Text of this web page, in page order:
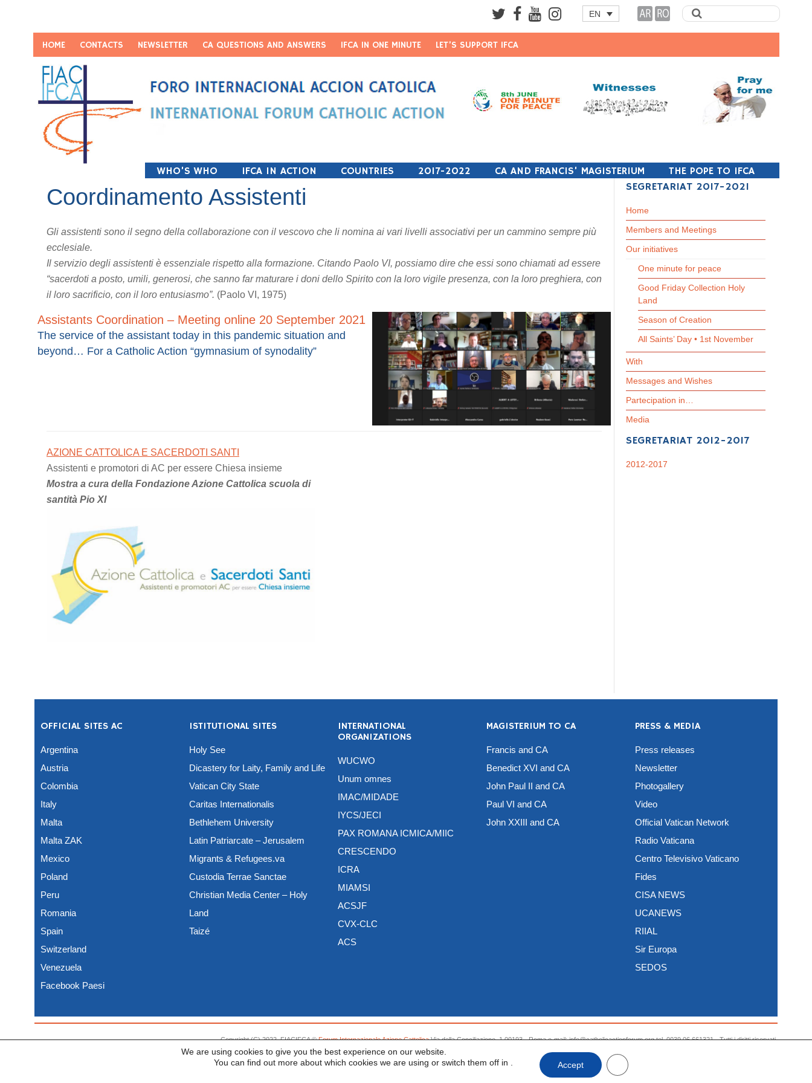
EN
HOME CONTACTS NEWSLETTER CA QUESTIONS AND ANSWERS IFCA IN ONE MINUTE LET’S SUPPORT IFCA
WHO’S WHO IFCA IN ACTION COUNTRIES 2017-2022 CA AND FRANCIS’ MAGISTERIUM THE POPE TO IFCA
Coordinamento Assistenti
Gli assistenti sono il segno della collaborazione con il vescovo che li nomina ai vari livelli associativi per un cammino sempre più
ecclesiale.
Il servizio degli assistenti è essenziale rispetto alla formazione. Citando Paolo VI, possiamo dire che essi sono chiamati ad essere
“sacerdoti a posto, umili, generosi, che sanno far maturare i doni dello Spirito con la loro vigile presenza, con la loro preghiera, con
il loro sacrificio, con il loro entusiasmo”. (Paolo VI, 1975)
Assistants Coordination – Meeting online 20 September 2021
The service of the assistant today in this pandemic situation and
beyond… For a Catholic Action “gymnasium of synodality”
AZIONE CATTOLICA E SACERDOTI SANTI
Assistenti e promotori di AC per essere Chiesa insieme
Mostra a cura della Fondazione Azione Cattolica scuola di
santità Pio XI
SEGRETARIAT 2017-2021
Home
Members and Meetings
Our initiatives
One minute for peace
Good Friday Collection Holy
Land
Season of Creation
All Saints’ Day • 1st November
With
Messages and Wishes
Partecipation in…
Media
SEGRETARIAT 2012-2017
2012-2017
OFFICIAL SITES AC
Argentina
Austria
Colombia
Italy
Malta
Malta ZAK
Mexico
Poland
Peru
Romania
Spain
Switzerland
Venezuela
Facebook Paesi
ISTITUTIONAL SITES
Holy See
Dicastery for Laity, Family and Life
Vatican City State
Caritas Internationalis
Bethlehem University
Latin Patriarcate – Jerusalem
Migrants & Refugees.va
Custodia Terrae Sanctae
Christian Media Center – Holy
Land
Taizé
INTERNATIONAL
ORGANIZATIONS
WUCWO
Unum omnes
IMAC/MIDADE
IYCS/JECI
PAX ROMANA ICMICA/MIIC
CRESCENDO
ICRA
MIAMSI
ACSJF
CVX-CLC
ACS
MAGISTERIUM TO CA
Francis and CA
Benedict XVI and CA
John Paul II and CA
Paul VI and CA
John XXIII and CA
PRESS & MEDIA
Press releases
Newsletter
Photogallery
Video
Official Vatican Network
Radio Vaticana
Centro Televisivo Vaticano
Fides
CISA NEWS
UCANEWS
RIIAL
Sir Europa
SEDOS
Copyright (C) 2022. FIACIFCA ©Forum Internazionale Azione CattolicaVia della Conciliazione, 1 00193 - Roma e-mail: info@catholicactionforum.org tel. 0039 06 661321 - Tutti i diritti riservati.
Password
We are using cookies to give you the best experience on our website.
You can find out more about which cookies we are using or switch them off in
Accept Close GDPR Cookie Banner